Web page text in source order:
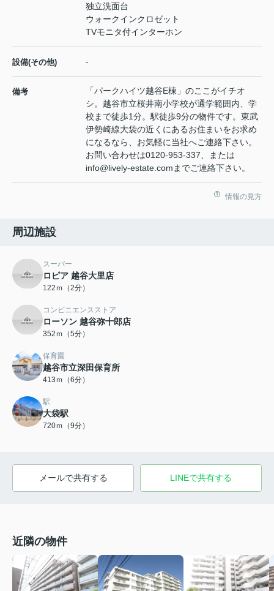
独立洗面台
ウォークインクロゼット
TVモニタ付インターホン
設備(その他) -
備考
「パークハイツ越谷E棟」のここがイチオ
シ。越谷市立桜井南小学校が通学範囲内、学
校まで徒歩1分。駅徒歩9分の物件です。東武
伊勢崎線大袋の近くにあるお住まいをお求め
になるなら、お気軽に当社へご連絡下さい。
お問い合わせは0120-953-337、または
info@lively-estate.comまでご連絡下さい。
情報の見方
周辺施設
スーパー
ロピア 越谷大里店
122ｍ（2分）
コンビニエンスストア
ローソン 越谷弥十郎店
352ｍ（5分）
保育園
越谷市立深田保育所
413ｍ（6分）
駅
大袋駅
720ｍ（9分）
メールで共有する LINEで共有する
近隣の物件